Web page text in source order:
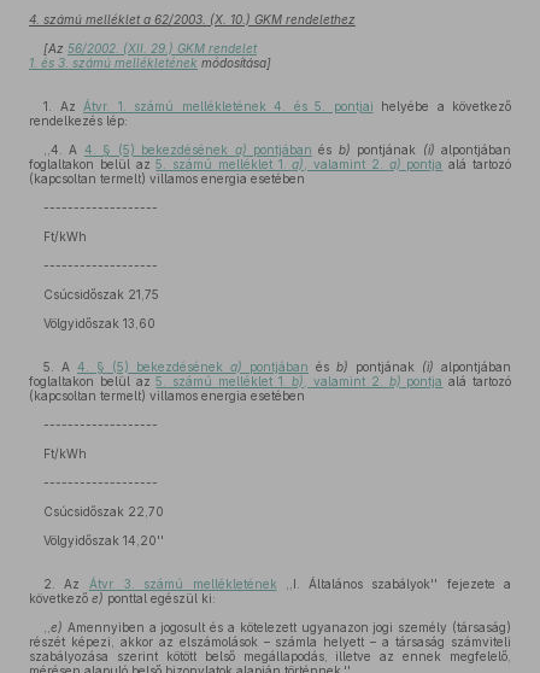
4. számú melléklet a 62/2003. (X. 10.) GKM rendelethez
[Az 56/2002. (XII. 29.) GKM rendelet
1. és 3. számú mellékletének módosítása]
1. Az Átvr. 1. számú mellékletének 4. és 5. pontjai helyébe a következő
rendelkezés lép:
,,4. A 4. § (5) bekezdésének a) pontjában és b) pontjának (i) alpontjában
foglaltakon belül az5. számú melléklet 1.a) , valamint 2. a) pontja alá tartozó
(kapcsoltan termelt) villamos energia esetében
-------------------
Ft/kWh
-------------------
Csúcsidőszak 21,75
Völgyidőszak 13,60
5. A 4. § (5) bekezdésének a) pontjában és b) pontjának (i) alpontjában
foglaltakon belül az5. számú melléklet 1.b) , valamint 2. b) pontja alá tartozó
(kapcsoltan termelt) villamos energia esetében
-------------------
Ft/kWh
-------------------
Csúcsidőszak 22,70
Völgyidőszak 14,20''
2. Az Átvr. 3. számú mellékletének ,,I. Általános szabályok'' fejezete a
következő e) ponttal egészül ki:
e) Amennyiben a jogosult és a kötelezett ugyanazon jogi személy (társaság)
részét képezi, akkor az elszámolások – számla helyett – a társaság számviteli
szabályozása szerint kötött belső megállapodás, illetve az ennek megfelelő,